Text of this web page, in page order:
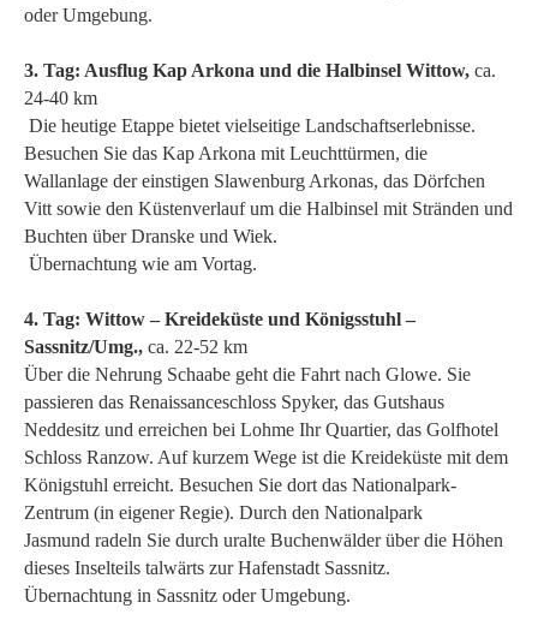
oder Umgebung.
3. Tag: Ausflug Kap Arkona und die Halbinsel Wittow, ca.
24-40 km
Die heutige Etappe bietet vielseitige Landschaftserlebnisse.
Besuchen Sie das Kap Arkona mit Leuchttürmen, die
Wallanlage der einstigen Slawenburg Arkonas, das Dörfchen
Vitt sowie den Küstenverlauf um die Halbinsel mit Stränden und
Buchten über Dranske und Wiek.
Übernachtung wie am Vortag.
4. Tag: Wittow – Kreideküste und Königsstuhl –
Sassnitz/Umg., ca. 22-52 km
Über die Nehrung Schaabe geht die Fahrt nach Glowe. Sie
passieren das Renaissanceschloss Spyker, das Gutshaus
Neddesitz und erreichen bei Lohme Ihr Quartier, das Golfhotel
Schloss Ranzow. Auf kurzem Wege ist die Kreideküste mit dem
Königstuhl erreicht. Besuchen Sie dort das Nationalpark-
Zentrum (in eigener Regie). Durch den Nationalpark
Jasmund radeln Sie durch uralte Buchenwälder über die Höhen
dieses Inselteils talwärts zur Hafenstadt Sassnitz.
Übernachtung in Sassnitz oder Umgebung.